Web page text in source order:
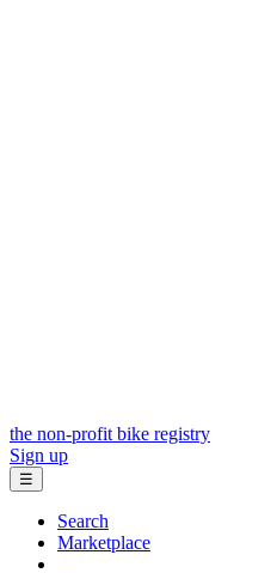
the non-profit bike registry
Sign up
☰
Search
Marketplace